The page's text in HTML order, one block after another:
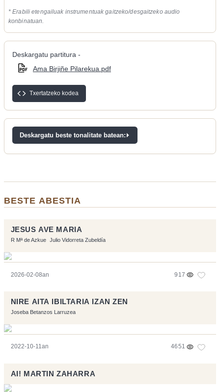
* Erabili etengailuak instrumentuak gaitzeko/desgaitzeko audio
konbinatuan.
Deskargatu partitura -
Ama Birjiñe Pilarekua.pdf
Txertatzeko kodea
Deskargatu beste tonalitate batean:
BESTE ABESTIA
JESUS AVE MARIA
R Mª de Azkue Julio Vidorreta Zubeldía
2026-02-08an 917
NIRE AITA IBILTARIA IZAN ZEN
Joseba Betanzos Larruzea
2022-10-11an 4651
AI! MARTIN ZAHARRA